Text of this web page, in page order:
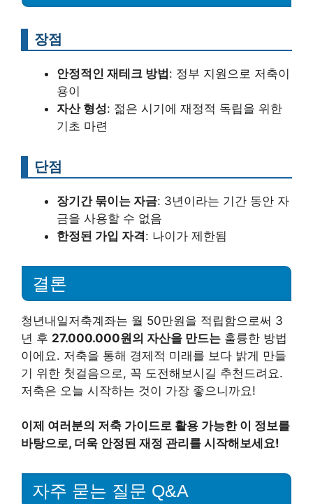
장점
안정적인 재테크 방법 : 정부 지원으로 저축이
용이
자산 형성: 젊은 시기에 재정적 독립을 위한
기초 마련
단점
장기간 묶이는 자금: 3년이라는 기간 동안 자
금을 사용할 수 없음
한정된 가입 자격: 나이가 제한됨
결론
청년내일저축계좌는 월 50만원을 적립함으로써 3
년 후 27.000.000원의 자산을 만드는 훌륭한 방법
이에요. 저축을 통해 경제적 미래를 보다 밝게 만들
기 위한 첫걸음으로, 꼭 도전해보시길 추천드려요.
저축은 오늘 시작하는 것이 가장 좋으니까요!
이제 여러분의 저축 가이드로 활용 가능한 이 정보를
바탕으로, 더욱 안정된 재정 관리를 시작해보세요!
자주 묻는 질문 Q&A